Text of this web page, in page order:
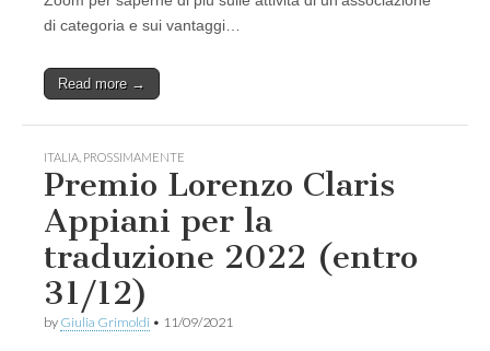
di categoria e sui vantaggi…
Read more →
ITALIA PROSSIMAMENTE
Premio Lorenzo Claris
Appiani per la
traduzione 2022 (entro
31/12)
by Giulia Grimoldi • 11/09/2021